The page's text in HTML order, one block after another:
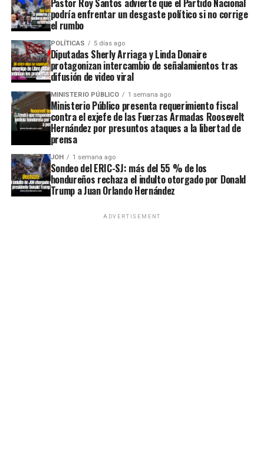
podría enfrentar un desgaste político si no corrige
el rumbo
POLÍTICAS 5 días ago
Diputadas Sherly Arriaga y Linda Donaire
protagonizan intercambio de señalamientos tras
difusión de video viral
MINISTERIO PÚBLICO 1 semana ago
Ministerio Público presenta requerimiento fiscal
contra el exjefe de las Fuerzas Armadas Roosevelt
Hernández por presuntos ataques a la libertad de
prensa
JOH 1 semana ago
Sondeo del ERIC-SJ: más del 55 % de los
hondureños rechaza el indulto otorgado por Donald
Trump a Juan Orlando Hernández
ADVERTISEMENT